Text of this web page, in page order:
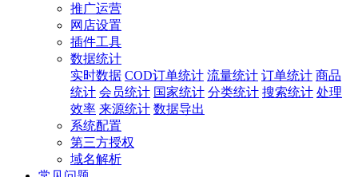
推广运营
网店设置
插件工具
数据统计
实时数据 COD订单统计 流量统计 订单统计 商品
统计 会员统计 国家统计 分类统计 搜索统计 处理
效率 来源统计 数据导出
系统配置
第三方授权
域名解析